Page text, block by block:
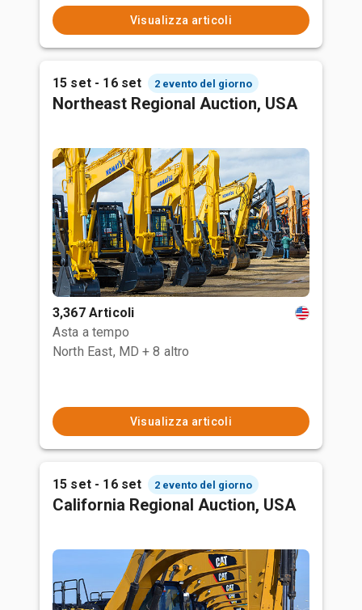
Visualizza articoli
15 set - 16 set 2 evento del giorno
Northeast Regional Auction, USA
3,367 Articoli
Asta a tempo
North East, MD + 8 altro
Visualizza articoli
15 set - 16 set 2 evento del giorno
California Regional Auction, USA